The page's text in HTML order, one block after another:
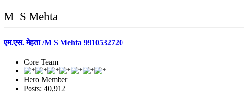
M S Mehta
एम.एस. मेहता /M S Mehta 9910532720
Core Team
Hero Member
Posts: 40,912